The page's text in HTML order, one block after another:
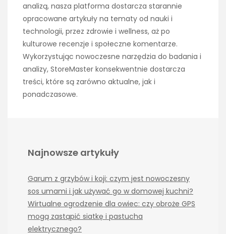
analizą, nasza platforma dostarcza starannie
opracowane artykuły na tematy od nauki i
technologii, przez zdrowie i wellness, aż po
kulturowe recenzje i społeczne komentarze.
Wykorzystując nowoczesne narzędzia do badania i
analizy, StoreMaster konsekwentnie dostarcza
treści, które są zarówno aktualne, jak i
ponadczasowe.
Najnowsze artykuły
Garum z grzybów i koji: czym jest nowoczesny
sos umami i jak używać go w domowej kuchni?
Wirtualne ogrodzenie dla owiec: czy obroże GPS
mogą zastąpić siatkę i pastucha
elektrycznego?